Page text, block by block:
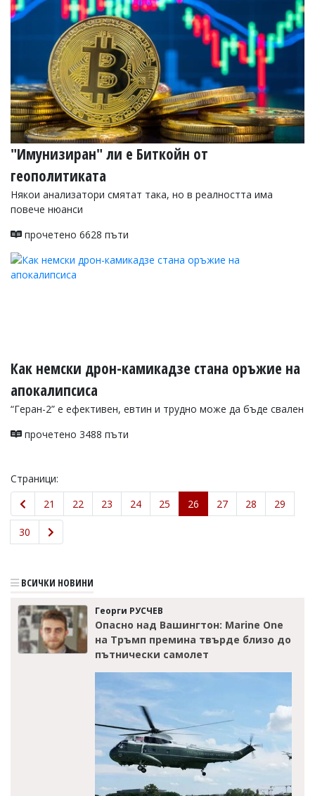
"Имунизиран" ли е Биткойн от
геополитиката
Някои анализатори смятат така, но в реалността има
повече нюанси
прочетено 6628 пъти
Как немски дрон-камикадзе стана оръжие на
апокалипсиса
“Геран-2” е ефективен, евтин и трудно може да бъде свален
прочетено 3488 пъти
Страници:
21
22 23 24 25 26 27 28 29
30
ВСИЧКИ НОВИНИ
Георги РУСЧЕВ
Опасно над Вашингтон: Marine One
на Тръмп премина твърде близо до
пътнически самолет